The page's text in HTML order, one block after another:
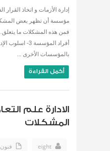
إدارة الأزمات و اتخاذ
مؤسسة أن تظهر بعض
بالمؤسسات الأخرى ...
أكمل القراءة
الادارة علم
المشكلات
eight